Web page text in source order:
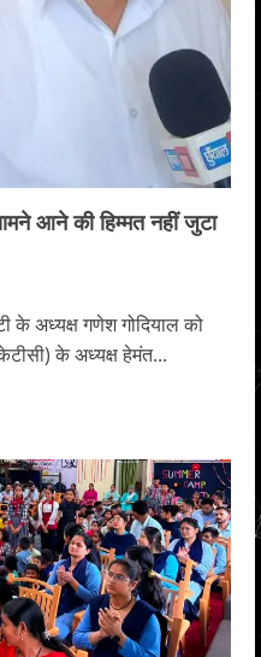
आने की हिम्मत नहीं जुटा
के अध्यक्ष गणेश गोदियाल को
के अध्यक्ष हेमंत...